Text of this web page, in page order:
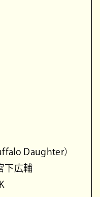
Daughter）
下広輔